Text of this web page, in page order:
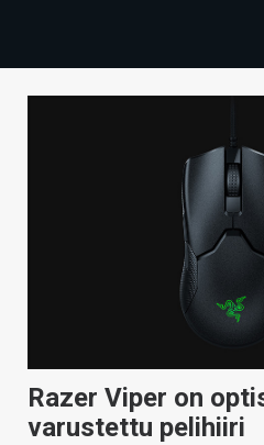
TIETOA
Razer Viper on
varustettu pelihiiri